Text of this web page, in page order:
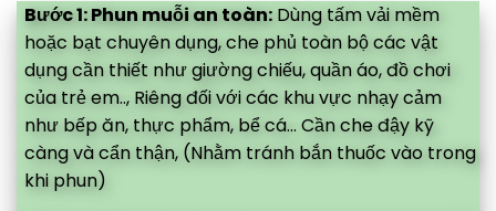
Bước 1: Phun muỗi an toàn: Dùng tấm vải mềm
hoặc bạt chuyên dụng, che phủ toàn bộ các vật
dụng cần thiết như giường chiếu, quần áo, đồ chơi
của trẻ em.., Riêng đối với các khu vực nhạy cảm
như bếp ăn, thực phẩm, bể cá... Cần che đậy kỹ
càng và cẩn thận, (Nhằm tránh bắn thuốc vào trong
khi phun)